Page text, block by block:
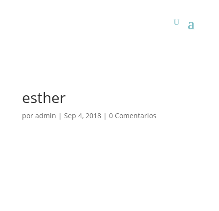
esther
por admin | Sep 4, 2018| 0 Comentarios